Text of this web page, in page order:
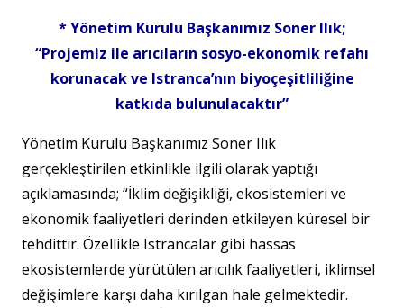
* Yönetim Kurulu Başkanımız Soner Ilık;
“Projemiz ile arıcıların sosyo-ekonomik refahı
korunacak ve Istranca’nın biyoçeşitliliğine
katkıda bulunulacaktır”
Yönetim Kurulu Başkanımız Soner Ilık
gerçekleştirilen etkinlikle ilgili olarak yaptığı
açıklamasında; “İklim değişikliği, ekosistemleri ve
ekonomik faaliyetleri derinden etkileyen küresel bir
tehdittir. Özellikle Istrancalar gibi hassas
ekosistemlerde yürütülen arıcılık faaliyetleri, iklimsel
değişimlere karşı daha kırılgan hale gelmektedir.